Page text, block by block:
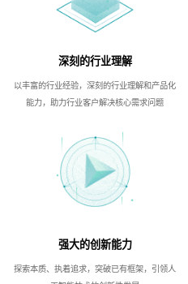
深刻的行业理解
以丰富的行业经验，深刻的行业理解和产品化
能力，助力行业客户解决核心需求问题
强大的创新能力
探索本质、执着追求，突破已有框架，引领人